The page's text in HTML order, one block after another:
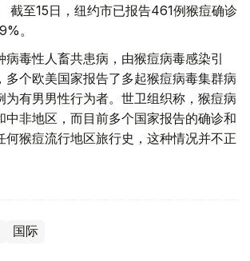
截至15日，纽约市已报告461例猴痘确诊
。
病毒性人畜共患病，由猴痘病毒感染引
多个欧美国家报告了多起猴痘病毒集群病
为有男男性行为者。世卫组织称，猴痘病
中非地区，而目前多个国家报告的确诊和
何猴痘流行地区旅行史，这种情况并不正
国际